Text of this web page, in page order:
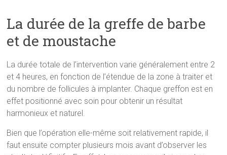
La durée de la greffe de barbe
et de moustache
La durée totale de l’intervention varie généralement entre 2
et 4 heures, en fonction de l’étendue de la zone à traiter et
du nombre de follicules à implanter. Chaque greffon est en
effet positionné avec soin pour obtenir un résultat
harmonieux et naturel.
Bien que l’opération elle-même soit relativement rapide, il
faut ensuite compter plusieurs mois avant d’observer les